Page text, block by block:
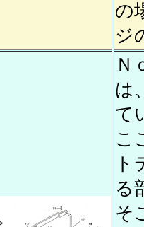
の
ジ
Ｎ
は
て
こ
ト
る
そ